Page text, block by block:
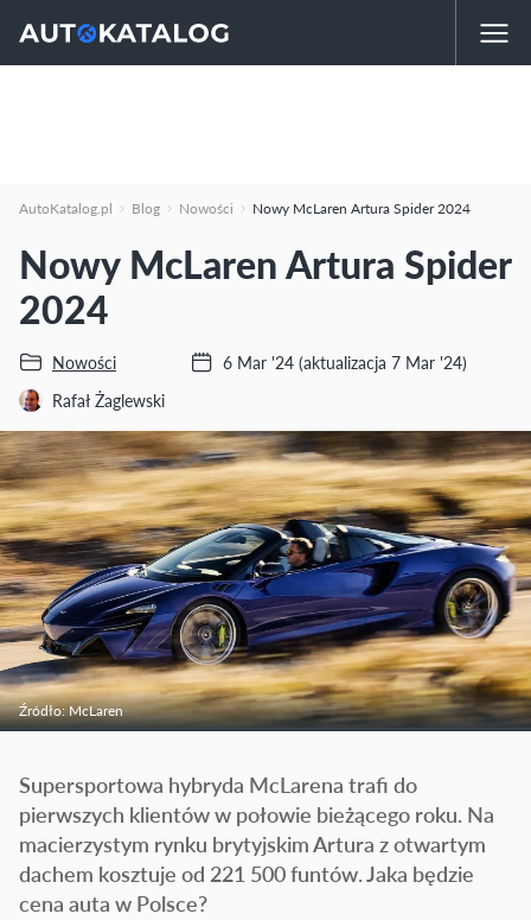
AutoKatalog.pl Blog Nowości Nowy McLaren Artura Spider 2024
Nowy McLaren Artura Spider
2024
Nowości
Rafał Żaglewski
6 Mar '24 (aktualizacja 7 Mar '24)
Źródło: McLaren
Supersportowa hybryda McLarena trafi do
pierwszych klientów w połowie bieżącego roku. Na
macierzystym rynku brytyjskim Artura z otwartym
dachem kosztuje od 221 500 funtów. Jaka będzie
cena auta w Polsce?